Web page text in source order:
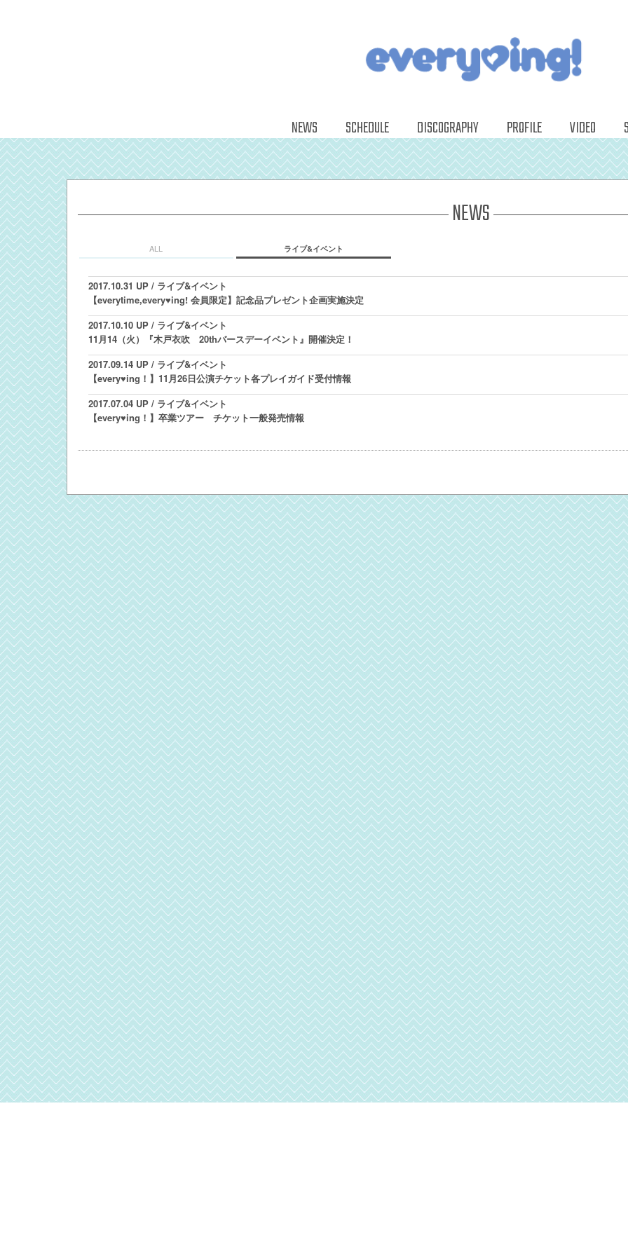
NEWS SCHEDULE DISCOGRAPHY PROFILE VIDEO
NEWS
ALL ライブ&イベント
2017.10.31 UP / ライブ&イベント
【everytime,every♥ing! 会員限定】記念品プレゼント企画実施決定
2017.10.10 UP / ライブ&イベント
11月14（火）『木戸衣吹 20thバースデーイベント』開催決定！
2017.09.14 UP / ライブ&イベント
【every♥ing！】11月26日公演チケット各プレイガイド受付情報
2017.07.04 UP / ライブ&イベント
【every♥ing！】卒業ツアー チケット一般発売情報